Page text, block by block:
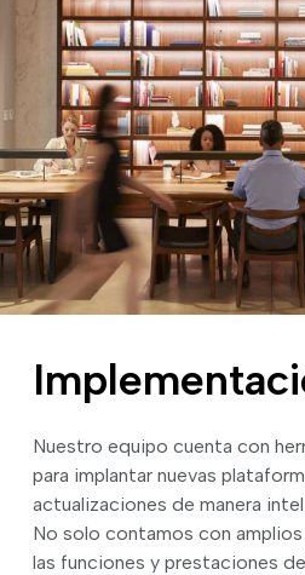
Nuestro equipo cuenta con
para implantar nuevas
actualizaciones de manera
No solo contamos con
las funciones y prestaciones